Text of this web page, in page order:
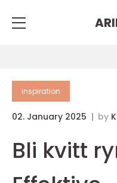
inspiration
02. January 2025 by
Bli kvitt